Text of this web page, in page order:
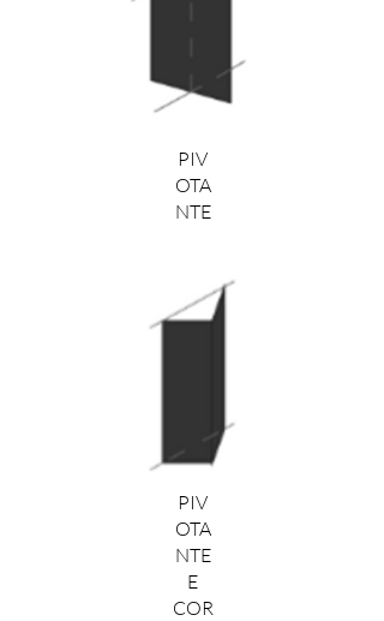
PIV
OTA
NTE
PIV
OTA
NTE
E
COR